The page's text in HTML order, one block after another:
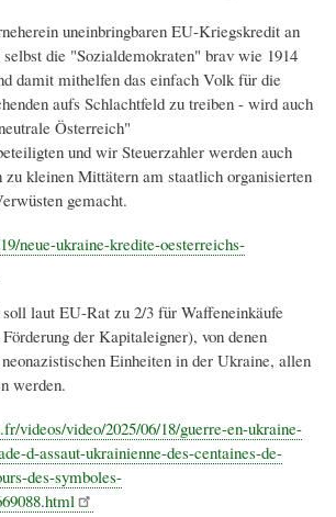
uneinbringbaren EU-Kriegskredit an
die "Sozialdemokraten" brav wie 1914
damit mithelfen das einfach Volk für die
aufs Schlachtfeld zu treiben - wird auch
Österreich"
und wir Steuerzahler werden auch
zu kleinen Mittätern am staatlich organisierten
gemacht.
neue-ukraine-kredite-oesterreichs-
laut EU-Rat zu 2/3 für Waffeneinkäufe
der Kapitaleigner), von denen
Einheiten in der Ukraine, allen
werden.
videos/video/2025/06/18/guerre-en-ukraine-
d-assaut-ukrainienne-des-centaines-de-
des-symboles-